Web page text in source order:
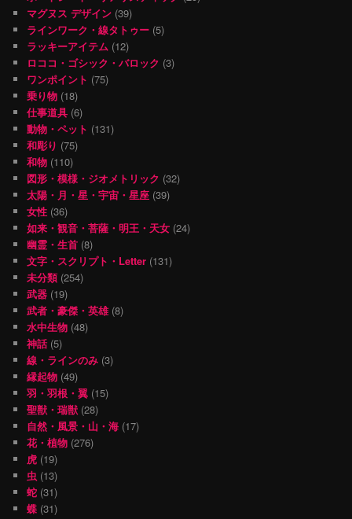
マグヌス デザイン (39)
ラインワーク・線タトゥー (5)
ラッキーアイテム (12)
ロココ・ゴシック・バロック (3)
ワンポイント (75)
乗り物 (18)
仕事道具 (6)
動物・ペット (131)
和彫り (75)
和物 (110)
図形・模様・ジオメトリック (32)
太陽・月・星・宇宙・星座 (39)
女性 (36)
如来・観音・菩薩・明王・天女 (24)
幽霊・生首 (8)
文字・スクリプト・Letter (131)
未分類(254)
武器 (19)
武者・豪傑・英雄(8)
水中生物 (48)
神話 (5)
線・ラインのみ (3)
縁起物 (49)
羽・羽根・翼 (15)
聖獣・瑞獣 (28)
自然・風景・山・海 (17)
花・植物 (276)
虎 (19)
虫 (13)
蛇 (31)
蝶 (31)